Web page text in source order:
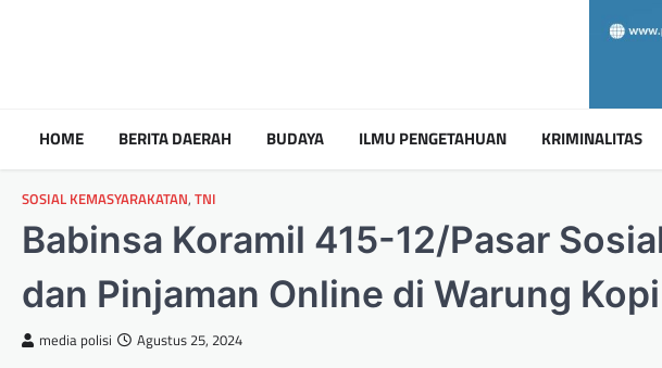
HOME BERITA DAERAH BUDAYA ILMU PENGETAHUAN KRIMINALITAS
SOSIAL KEMASYARAKATAN, TNI
Babinsa Koramil 415-12/Pasar
dan Pinjaman Online di Warung Kopi
media polisi Agustus 25, 2024